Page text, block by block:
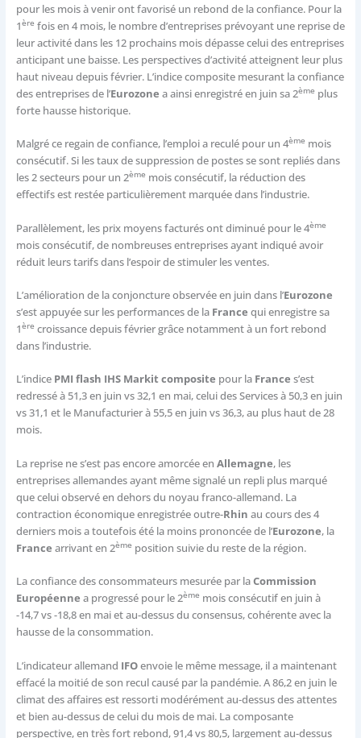
pour les mois à venir ont favorisé un rebond de la confiance. Pour la
1ère fois en 4 mois, le nombre d’entreprises prévoyant une reprise de
leur activité dans les 12 prochains mois dépasse celui des entreprises
anticipant une baisse. Les perspectives d’activité atteignent leur plus
haut niveau depuis février. L’indice composite mesurant la confiance
des entreprises de l’Eurozone a ainsi enregistré en juin sa 2ème plus
forte hausse historique.
Malgré ce regain de confiance, l’emploi a reculé pour un 4ème mois
consécutif. Si les taux de suppression de postes se sont repliés dans
les 2 secteurs pour un 2ème mois consécutif, la réduction des
effectifs est restée particulièrement marquée dans l’industrie.
Parallèlement, les prix moyens facturés ont diminué pour le 4ème
mois consécutif, de nombreuses entreprises ayant indiqué avoir
réduit leurs tarifs dans l’espoir de stimuler les ventes.
L’amélioration de la conjoncture observée en juin dans l’Eurozone
s’est appuyée sur les performances de la France qui enregistre sa
1ère croissance depuis février grâce notamment à un fort rebond
dans l’industrie.
L’indice PMI flash IHS Markit composite pour la France s’est
redressé à 51,3 en juin vs 32,1 en mai, celui des Services à 50,3 en juin
vs 31,1 et le Manufacturier à 55,5 en juin vs 36,3, au plus haut de 28
mois.
La reprise ne s’est pas encore amorcée en Allemagne, les
entreprises allemandes ayant même signalé un repli plus marqué
que celui observé en dehors du noyau franco-allemand. La
contraction économique enregistrée outre-Rhin au cours des 4
derniers mois a toutefois été la moins prononcée de l’Eurozone, la
France arrivant en 2ème position suivie du reste de la région.
La confiance des consommateurs mesurée par laCommission
Européenne a progressé pour le 2ème mois consécutif en juin à
-14,7 vs -18,8 en mai et au-dessus du consensus, cohérente avec la
hausse de la consommation.
L’indicateur allemand IFOenvoie le même message, il a maintenant
effacé la moitié de son recul causé par la pandémie. A 86,2 en juin le
climat des affaires est ressorti modérément au-dessus des attentes
et bien au-dessus de celui du mois de mai. La composante
perspective, en très fort rebond, 91,4 vs 80,5, largement au-dessus